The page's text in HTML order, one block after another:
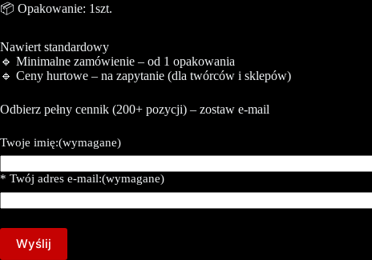
📦 Opakowanie: 1szt.
Nawiert standardowy
🔹 Minimalne zamówienie – od 1 opakowania
🔹 Ceny hurtowe – na zapytanie (dla twórców i sklepów)
Odbierz pełny cennik (200+ pozycji) – zostaw e-mail
Twoje imię:(wymagane)
* Twój adres e-mail:(wymagane)
Wyślij